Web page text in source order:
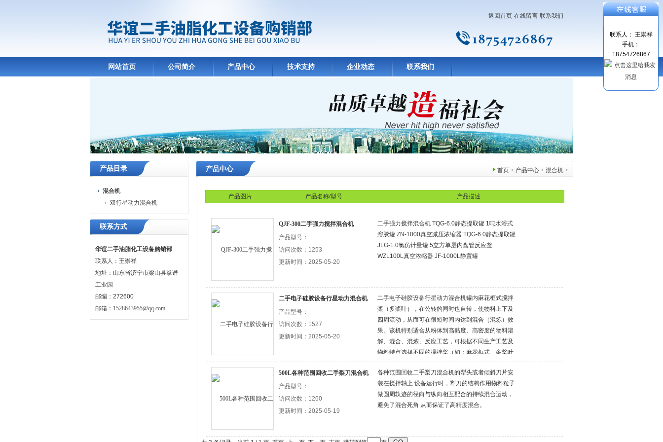
返回首页 在线留言 联系我们
网站首页 公司简介 产品中心 技术支持 企业动态 联系我们
产品目录
混合机
双行星动力混合机
联系方式
华谊二手油脂化工设备购销部
联系人：王崇祥
地址：山东省济宁市梁山县拳谱
工业园
邮编：272600
邮箱： 1528643955@qq.com
首页 > 产品中心 > 混合机 >
产品中心
产品图片 产品名称/型号 产品描述
QJF-300二手强力搅拌混合机
产品型号：
访问次数：1253
更新时间：2025-05-20
二手强力搅拌混合机 TQG-6.0静态提取罐 1吨水浴式
溶胶罐 ZN-1000真空减压浓缩器 TQG-6.0静态提取罐
JLG-1.0氯仿计量罐 5立方单层内盘管反应釜
WZL100L真空浓缩器 JF-1000L静置罐
二手电子硅胶设备行星动力混合机
产品型号：
访问次数：1527
更新时间：2025-05-20
二手电子硅胶设备行星动力混合机罐内麻花框式搅拌
桨（多桨叶），在公转的同时也自转，使物料上下及
四周流动，从而可在很短时间内达到混合（混炼）效
果。该机特别适合从粉体到高黏度、高密度的物料溶
解、混合、混炼、反应工艺，可根据不同生产工艺及
物料特点选择不同的搅拌桨（如：麻花框式、多桨叶
式）。8 行星动力混合机性能特点：该设备加热方式
可分为电加热、循环导热油/热水加热三种。传动轴上
的运动式温度探测装置确保
500L各种范围回收二手梨刀混合机
产品型号：
访问次数：1260
更新时间：2025-05-19
各种范围回收二手梨刀混合机的犁头或者倾斜刀片安
装在搅拌轴上 设备运行时，犁刀的结构作用物料粒子
做圆周轨迹的径向与纵向相互配合的持续混合运动，
避免了混合死角 从而保证了高精度混合。
联系人： 王崇祥
手机：
18754726867